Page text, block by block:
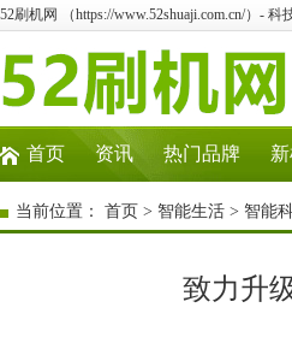
52刷机网 （https://www.52shuaji.com.cn/）-
首页 资讯 热门品牌
当前位置： 首页 > 智能生活 > 智能
致力升